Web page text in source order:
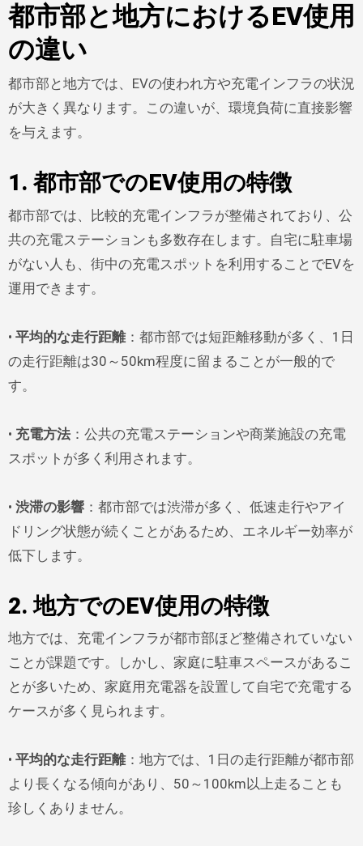
都市部と地方におけるEV使用
の違い
都市部と地方では、EVの使われ方や充電インフラの状況
が大きく異なります。この違いが、環境負荷に直接影響
を与えます。
1. 都市部でのEV使用の特徴
都市部では、比較的充電インフラが整備されており、公
共の充電ステーションも多数存在します。自宅に駐車場
がない人も、街中の充電スポットを利用することでEVを
運用できます。
• 平均的な走行距離：都市部では短距離移動が多く、1日
の走行距離は30～50km程度に留まることが一般的で
す。
• 充電方法：公共の充電ステーションや商業施設の充電
スポットが多く利用されます。
• 渋滞の影響：都市部では渋滞が多く、低速走行やアイ
ドリング状態が続くことがあるため、エネルギー効率が
低下します。
2. 地方でのEV使用の特徴
地方では、充電インフラが都市部ほど整備されていない
ことが課題です。しかし、家庭に駐車スペースがあるこ
とが多いため、家庭用充電器を設置して自宅で充電する
ケースが多く見られます。
• 平均的な走行距離：地方では、1日の走行距離が都市部
より長くなる傾向があり、50～100km以上走ることも
珍しくありません。